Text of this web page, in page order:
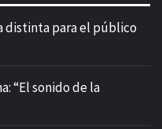
distinta para el público
“El sonido de la